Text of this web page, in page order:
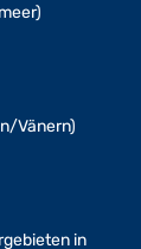
Vänern)
in